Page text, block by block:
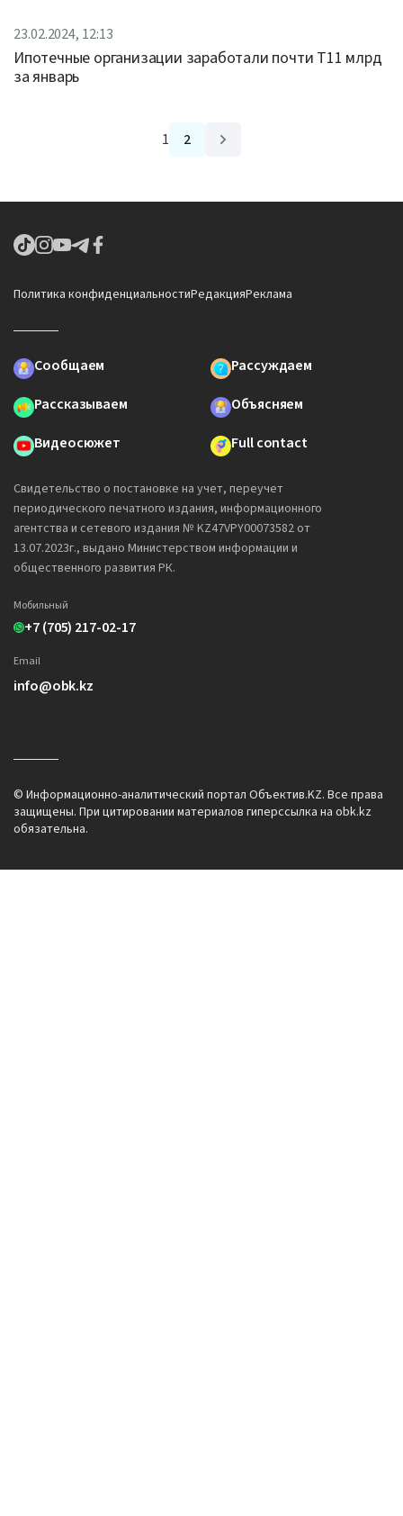
23.02.2024, 12:13
Ипотечные организации заработали почти Т11 млрд
за январь
1 2
Политика конфиденциальностиРедакцияРеклама
Сообщаем
Рассуждаем
Рассказываем
Объясняем
Видеосюжет
Full contact
Свидетельство о постановке на учет, переучет
периодического печатного издания, информационного
агентства и сетевого издания № KZ47VPY00073582 от
13.07.2023г., выдано Министерством информации и
общественного развития РК.
Мобильный
+7 (705) 217-02-17
Email
info@obk.kz
© Информационно-аналитический портал Объектив.KZ. Все права
защищены. При цитировании материалов гиперссылка на obk.kz
обязательна.